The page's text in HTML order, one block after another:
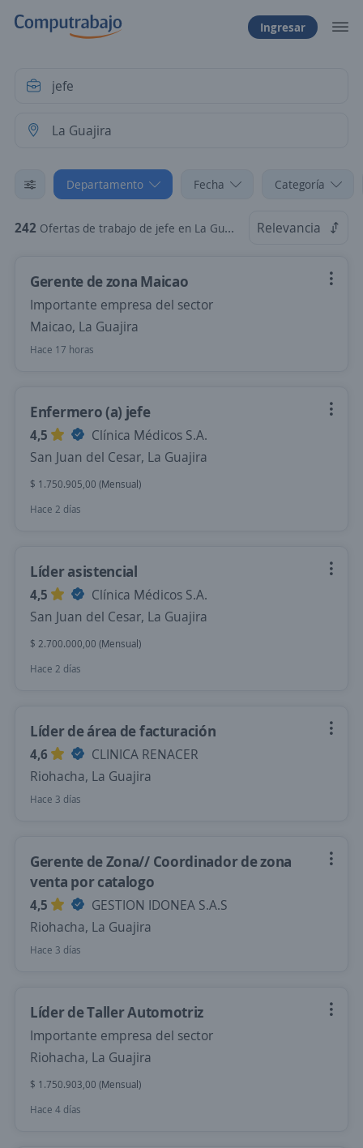
Ingresar
Departamento Fecha Categoría
242 Ofertas de trabajo de jefe en La Guajira Relevancia
Gerente de zona Maicao
Importante empresa del sector
Maicao, La Guajira
Hace 17 horas
Enfermero (a) jefe
4,5
Clínica Médicos S.A.
San Juan del Cesar, La Guajira
$ 1.750.905,00 (Mensual)
Hace 2 días
Líder asistencial
4,5
Clínica Médicos S.A.
San Juan del Cesar, La Guajira
$ 2.700.000,00 (Mensual)
Hace 2 días
Líder de área de facturación
4,6
CLINICA RENACER
Riohacha, La Guajira
Hace 3 días
Gerente de Zona// Coordinador de zona
venta por catalogo
4,5
GESTION IDONEA S.A.S
Riohacha, La Guajira
Hace 3 días
Líder de Taller Automotriz
Importante empresa del sector
Riohacha, La Guajira
$ 1.750.903,00 (Mensual)
Hace 4 días